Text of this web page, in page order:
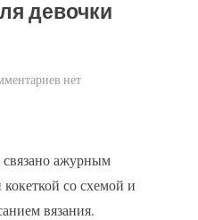
девочки
к
для
девочки
нет
связано ажурным
со схемой и
вязания.